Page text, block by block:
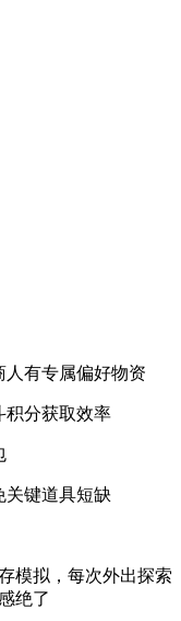
人有专属偏好物资
积分获取效率
关键道具短缺
模拟，每次外出探索
绝了